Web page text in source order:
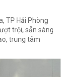
TP Hải Phòng
trội, sẵn sàng
trung tâm